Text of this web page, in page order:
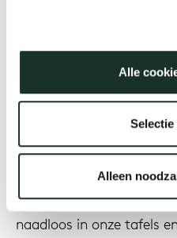
Alle
Selectie
Alleen
Omschrijving
Onze cable
naadloos in onze tafels